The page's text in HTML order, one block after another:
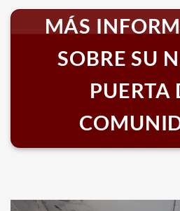
MÁS
SOBRE SU
PUERTA